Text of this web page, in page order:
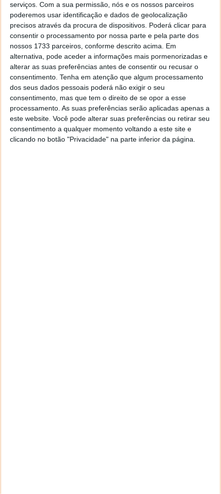
serviços. Com a sua permissão, nós e os nossos parceiros
poderemos usar identificação e dados de geolocalização
precisos através da procura de dispositivos. Poderá clicar para
consentir o processamento por nossa parte e pela parte dos
nossos 1733 parceiros, conforme descrito acima. Em
alternativa, pode aceder a informações mais pormenorizadas e
alterar as suas preferências antes de consentir ou recusar o
consentimento. Tenha em atenção que algum processamento
dos seus dados pessoais poderá não exigir o seu
consentimento, mas que tem o direito de se opor a esse
processamento. As suas preferências serão aplicadas apenas a
este website. Você pode alterar suas preferências ou retirar seu
consentimento a qualquer momento voltando a este site e
clicando no botão "Privacidade" na parte inferior da página.
A NASA assegura a continuidade nos investimentos
na pesquisa e investigação e que deve ser dado apoio
a cientistas e astronautas.
A NASA estima ainda que a transição do espaço de
investigação para uma realidade mais comercial
signifique uma poupança de mais de 1.3 mil milhões
de dólares só em 2031.
Este artigo tem mais de um ano